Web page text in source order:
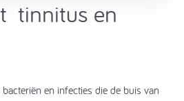
tinnitus en
en infecties die de buis van